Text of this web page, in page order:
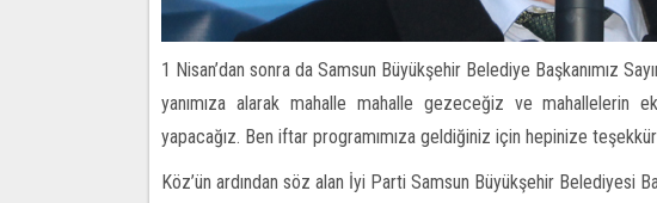
1 Nisan’dan sonra da Samsun Büyükşehir Belediye Başkanımız
yanımıza alarak mahalle mahalle gezeceğiz ve mahallelerin
yapacağız. Ben iftar programımıza geldiğiniz için hepinize
Köz’ün ardından söz alan İyi Parti Samsun Büyükşehir Belediyesi